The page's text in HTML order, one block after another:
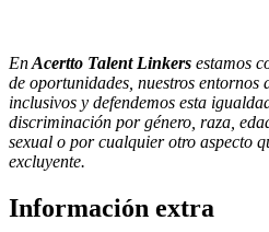
EnAcertto Talent Linkers estamos
de oportunidades, nuestros entornos
inclusivos y defendemos esta
discriminación por género, raza,
sexual o por cualquier otro aspecto
excluyente.
Información extra